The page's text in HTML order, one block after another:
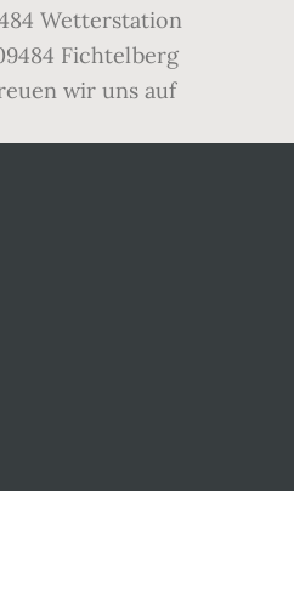
Wetterstation
Fichtelberg
wir uns auf